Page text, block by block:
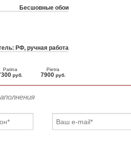
Бесшовные обои
РФ, ручная работа
Patina
руб.
Pietra
7900 руб.